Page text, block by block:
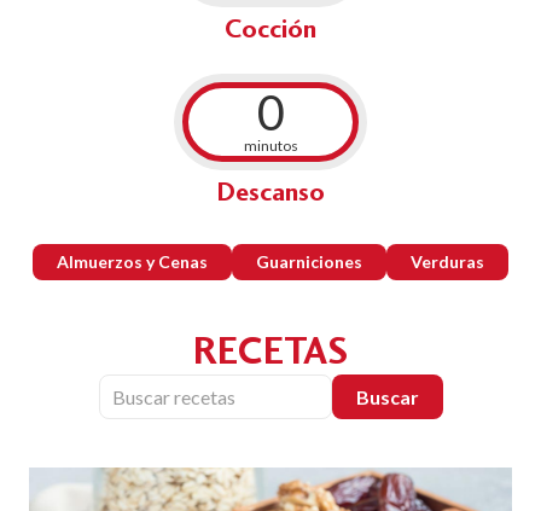
Cocción
0
minutos
Descanso
Almuerzos y Cenas Guarniciones Verduras
RECETAS
Buscar